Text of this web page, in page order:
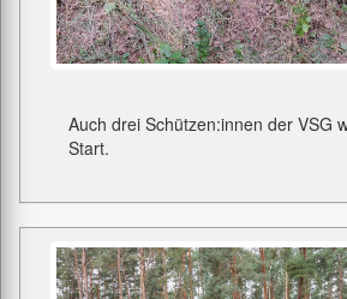
Auch drei Schützen:innen der VSG
Start.